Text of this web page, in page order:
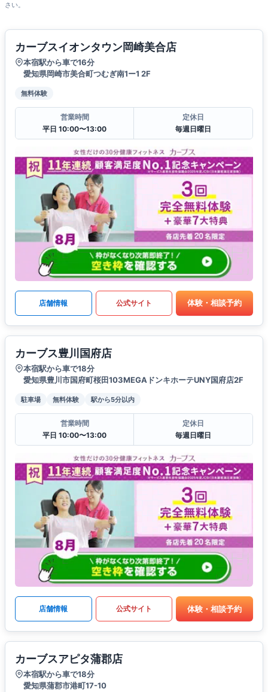
さい。
カーブスイオンタウン岡崎美合店
本宿駅から車で16分
愛知県岡崎市美合町つむぎ南1ー1 2F
無料体験
営業時間
平日 10:00〜13:00
定休日
毎週日曜日
店舗情報 公式サイト 体験・相談予約
カーブス豊川国府店
本宿駅から車で18分
愛知県豊川市国府町桜田103MEGAドンキホーテUNY国府店2F
駐車場 無料体験 駅から5分以内
営業時間
平日 10:00〜13:00
定休日
毎週日曜日
店舗情報 公式サイト 体験・相談予約
カーブスアピタ蒲郡店
本宿駅から車で18分
愛知県蒲郡市港町17-10